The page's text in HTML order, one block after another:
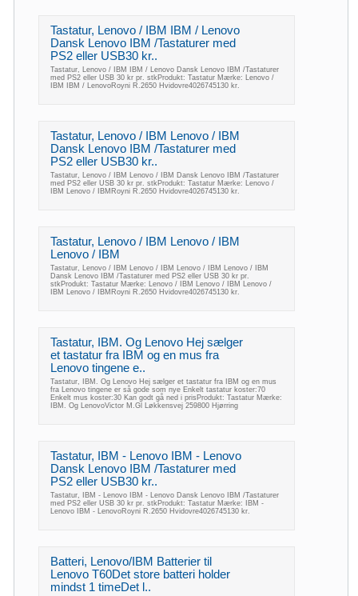
Tastatur, Lenovo / IBM IBM / Lenovo
Dansk Lenovo IBM /Tastaturer med
PS2 eller USB30 kr..
Tastatur, Lenovo / IBM IBM / Lenovo Dansk Lenovo IBM /Tastaturer
med PS2 eller USB 30 kr pr. stkProdukt: Tastatur Mærke: Lenovo /
IBM IBM / LenovoRoyni R.2650 Hvidovre4026745130 kr.
Tastatur, Lenovo / IBM Lenovo / IBM
Dansk Lenovo IBM /Tastaturer med
PS2 eller USB30 kr..
Tastatur, Lenovo / IBM Lenovo / IBM Dansk Lenovo IBM /Tastaturer
med PS2 eller USB 30 kr pr. stkProdukt: Tastatur Mærke: Lenovo /
IBM Lenovo / IBMRoyni R.2650 Hvidovre4026745130 kr.
Tastatur, Lenovo / IBM Lenovo / IBM
Lenovo / IBM
Tastatur, Lenovo / IBM Lenovo / IBM Lenovo / IBM Lenovo / IBM
Dansk Lenovo IBM /Tastaturer med PS2 eller USB 30 kr pr.
stkProdukt: Tastatur Mærke: Lenovo / IBM Lenovo / IBM Lenovo /
IBM Lenovo / IBMRoyni R.2650 Hvidovre4026745130 kr.
Tastatur, IBM. Og Lenovo Hej sælger
et tastatur fra IBM og en mus fra
Lenovo tingene e..
Tastatur, IBM. Og Lenovo Hej sælger et tastatur fra IBM og en mus
fra Lenovo tingene er så gode som nye Enkelt tastatur koster:70
Enkelt mus koster:30 Kan godt gå ned i prisProdukt: Tastatur Mærke:
IBM. Og LenovoVictor M.Gl Løkkensvej 259800 Hjørring
Tastatur, IBM - Lenovo IBM - Lenovo
Dansk Lenovo IBM /Tastaturer med
PS2 eller USB30 kr..
Tastatur, IBM - Lenovo IBM - Lenovo Dansk Lenovo IBM /Tastaturer
med PS2 eller USB 30 kr pr. stkProdukt: Tastatur Mærke: IBM -
Lenovo IBM - LenovoRoyni R.2650 Hvidovre4026745130 kr.
Batteri, Lenovo/IBM Batterier til
Lenovo T60Det store batteri holder
mindst 1 timeDet l..